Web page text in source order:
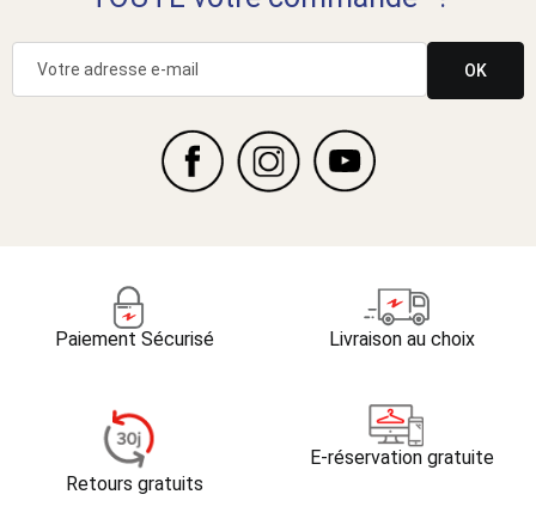
OK
Paiement Sécurisé Livraison au choix
Retours gratuits
E-réservation gratuite